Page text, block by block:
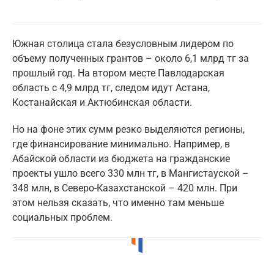
Южная столица стала безусловным лидером по
объему полученных грантов – около 6,1 млрд тг за
прошлый год. На втором месте Павлодарская
область с 4,9 млрд тг, следом идут Астана,
Костанайская и Актюбинская области.
Но на фоне этих сумм резко выделяются регионы,
где финансирование минимально. Например, в
Абайской области из бюджета на гражданские
проекты ушло всего 330 млн тг, в Мангистауской –
348 млн, в Северо-Казахстанской – 420 млн. При
этом нельзя сказать, что именно там меньше
социальных проблем.